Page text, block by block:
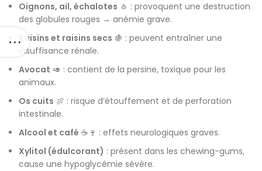
Oignons, ail, échalotes 🧄 : provoquent une destruction
des globules rouges → anémie grave.
Raisins et raisins secs 🍇 : peuvent entraîner une
insuffisance rénale.
Avocat 🥑 : contient de la persine, toxique pour les
animaux.
Os cuits 🍖 : risque d’étouffement et de perforation
intestinale.
Alcool et café ☕🍷 : effets neurologiques graves.
Xylitol (édulcorant) : présent dans les chewing-gums,
cause une hypoglycémie sévère.